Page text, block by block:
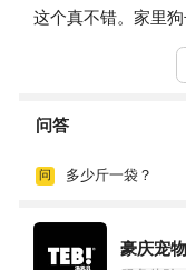
这个真不错。家里
问答
问 多少斤一袋？
豪庆宠